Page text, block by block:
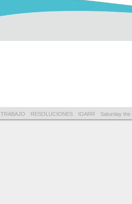
TRABAJO RESOLUCIONES IOARR Saturday